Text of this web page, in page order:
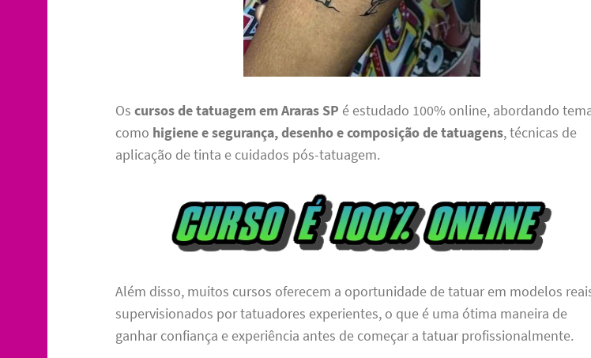
Oscursos de tatuagem em Araras SP é estudado 100% online, abordando
como higiene e segurança, desenho e composição de tatuagens, técnicas de
aplicação de tinta e cuidados pós-tatuagem.
Além disso, muitos cursos oferecem a oportunidade de tatuar em modelos
supervisionados por tatuadores experientes, o que é uma ótima maneira de
ganhar confiança e experiência antes de começar a tatuar profissionalmente.